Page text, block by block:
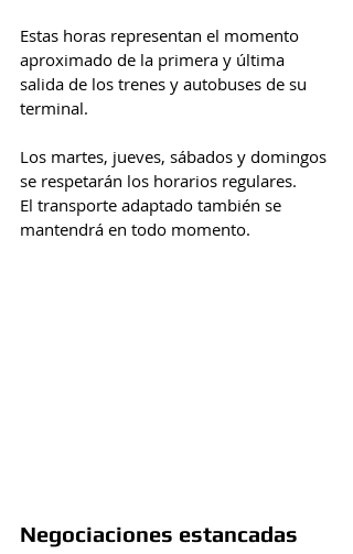
Estas horas representan el momento
aproximado de la primera y última
salida de los trenes y autobuses de su
terminal.
Los martes, jueves, sábados y domingos
se respetarán los horarios regulares.
El transporte adaptado también se
mantendrá en todo momento.
Negociaciones estancadas